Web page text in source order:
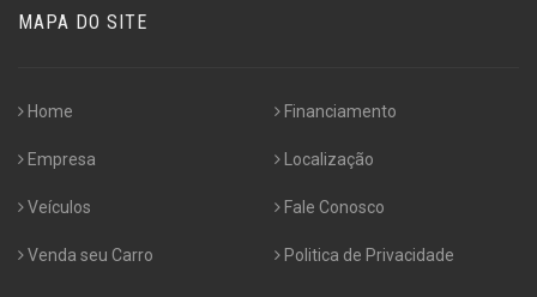
MAPA DO SITE
Home
Empresa
Veículos
Venda seu Carro
Financiamento
Localização
Fale Conosco
Politica de Privacidade